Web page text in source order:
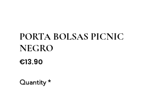
PORTA BOLSAS PICNIC
NEGRO
€13.90
Quantity *